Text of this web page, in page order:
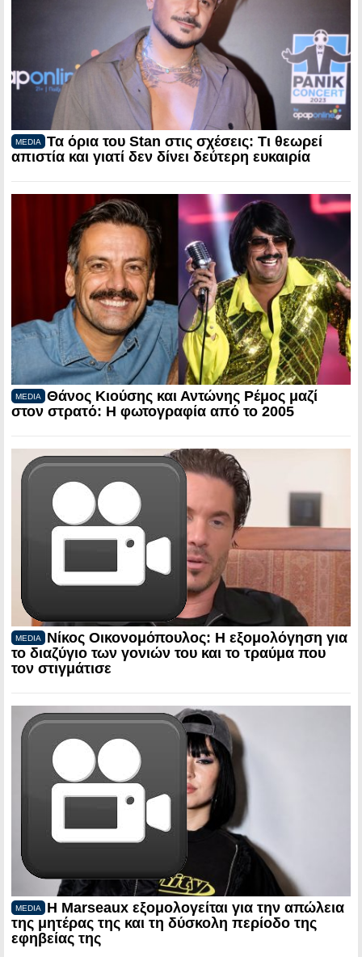
MEDIA
Τα όρια του Stan στις σχέσεις: Τι θεωρεί
απιστία και γιατί δεν δίνει δεύτερη ευκαιρία
MEDIA
Θάνος Κιούσης και Αντώνης Ρέμος μαζί
στον στρατό: Η φωτογραφία από το 2005
MEDIA
Νίκος Οικονομόπουλος: Η εξομολόγηση για
το διαζύγιο των γονιών του και το τραύμα που
τον στιγμάτισε
MEDIA
Η Marseaux εξομολογείται για την απώλεια
της μητέρας της και τη δύσκολη περίοδο της
εφηβείας της